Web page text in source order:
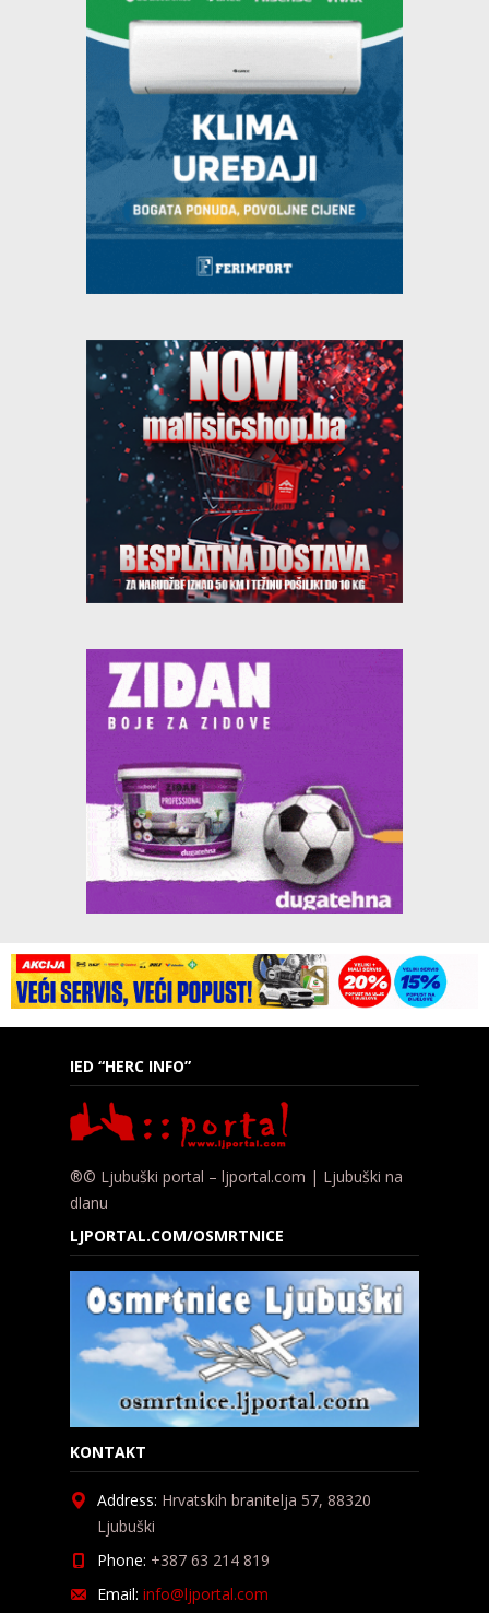
IED “HERC INFO”
®© Ljubuški portal – ljportal.com | Ljubuški na
dlanu
LJPORTAL.COM/OSMRTNICE
KONTAKT
Address: Hrvatskih branitelja 57, 88320
Ljubuški
Phone: +387 63 214 819
Email: info@ljportal.com